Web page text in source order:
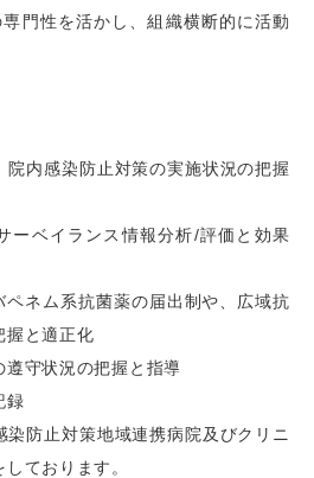
門性を活かし、組織横断的に活動
院内感染防止対策の実施状況の把握
ーベイランス情報分析/評価と効果
ペネム系抗菌薬の届出制や、広域抗
握と適正化
遵守状況の把握と指導
録
染防止対策地域連携病院及びクリニ
ております。